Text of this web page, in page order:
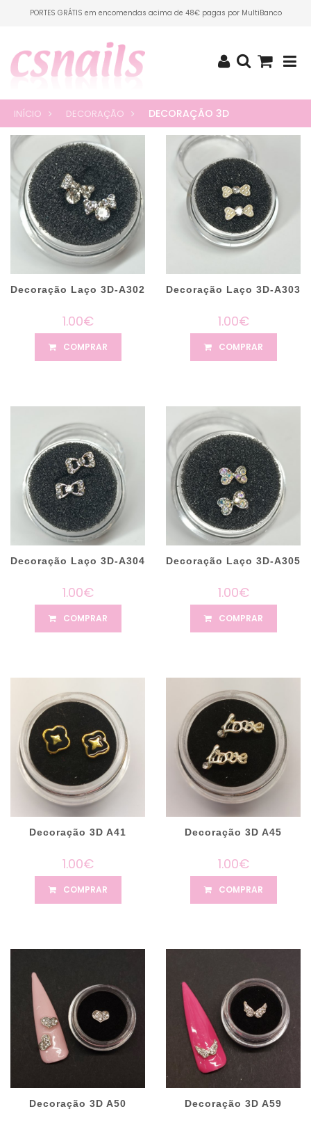
PORTES GRÁTIS em encomendas acima de 48€ pagas por MultiBanco
INÍCIO DECORAÇÃO DECORAÇÃO 3D
Decoração Laço 3D-A302
1.00€
COMPRAR
Decoração Laço 3D-A303
1.00€
COMPRAR
Decoração Laço 3D-A304
1.00€
COMPRAR
Decoração Laço 3D-A305
1.00€
COMPRAR
Decoração 3D A41
1.00€
COMPRAR
Decoração 3D A45
1.00€
COMPRAR
Decoração 3D A50 Decoração 3D A59